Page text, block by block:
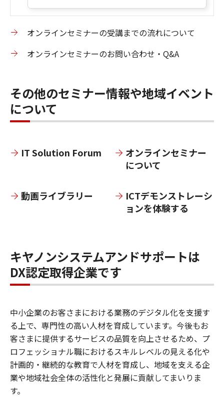
オンラインセミナーの受講までの流れについて
オンラインセミナーのお問い合わせ・Q&A
その他のセミナー情報や地域イベント
について
IT Solution Forum
オンラインセミナー
について
動画ライブラリー
ICTデモンストレーシ
ョンを体験する
キヤノンシステムアンドサポートは
DX認定取得企業です
中小企業のお客さまにおける業務のデジタル化を支援す
る上で、専門性の高い人材を育成しています。今後もお
客さまに提供するサービスの品質を向上させるため、プ
ロフェッショナル職におけるスキルレベルの見える化や
計画的・継続的な教育で人材を育成し、地域を支える企
業や地域社会全体の活性化と発展に貢献してまいりま
す。